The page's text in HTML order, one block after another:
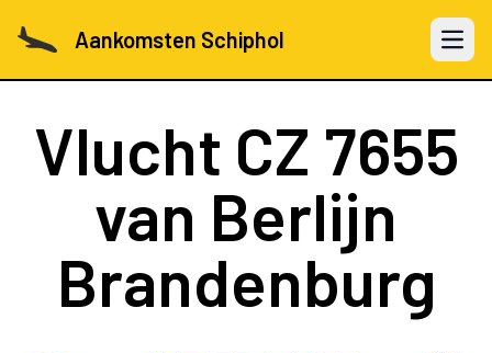
Aankomsten Schiphol Open
Vlucht CZ 7655
van Berlijn
Brandenburg